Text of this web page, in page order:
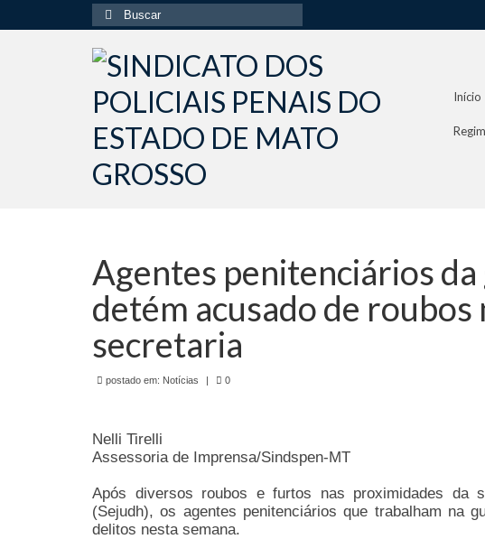
Buscar
por:
Início
Agentes penitenciários da
detém acusado de roubos
secretaria
postado em: Notícias | 0
Nelli Tirelli
Assessoria de Imprensa/Sindspen-MT
Após diversos roubos e furtos nas proximidades da
(Sejudh), os agentes penitenciários que trabalham na
delitos nesta semana.